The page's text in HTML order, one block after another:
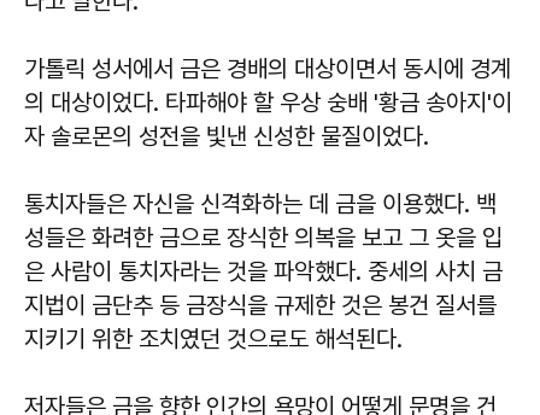
가톨릭 성서에서 금은 경배의 대상이면서 동시에 경계
의 대상이었다. 타파해야 할 우상 숭배 '황금 송아지'이
자 솔로몬의 성전을 빛낸 신성한 물질이었다.
통치자들은 자신을 신격화하는 데 금을 이용했다. 백
성들은 화려한 금으로 장식한 의복을 보고 그 옷을 입
은 사람이 통치자라는 것을 파악했다. 중세의 사치 금
지법이 금단추 등 금장식을 규제한 것은 봉건 질서를
지키기 위한 조치였던 것으로도 해석된다.
저자들은 금을 향한 인간의 욕망이 어떻게 문명을 건